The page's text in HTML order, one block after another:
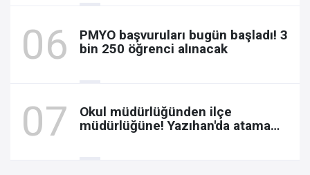
PMYO başvuruları bugün başladı! 3
bin 250 öğrenci alınacak
Okul müdürlüğünden ilçe
müdürlüğüne! Yazıhan'da atama